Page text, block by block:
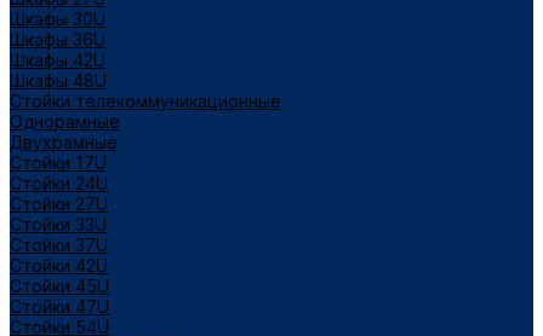
Шкафы 30U
Шкафы 36U
Шкафы 42U
Шкафы 48U
Стойки телекоммуникационные
Однорамные
Двухрамные
Стойки 17U
Стойки 24U
Стойки 27U
Стойки 33U
Стойки 37U
Стойки 42U
Стойки 45U
Стойки 47U
Стойки 54U